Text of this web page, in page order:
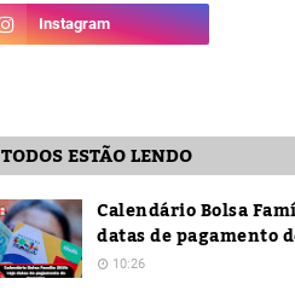
TODOS ESTÃO LENDO
Calendário Bolsa
datas de pagamento
10:26